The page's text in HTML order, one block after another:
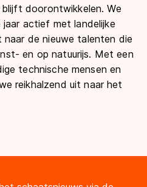
doorontwikkelen. We
actief met landelijke
de nieuwe talenten die
en op natuurijs. Met een
technische mensen en
reikhalzend uit naar het